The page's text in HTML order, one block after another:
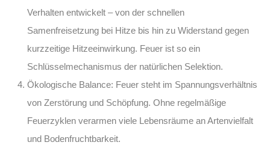
Verhalten entwickelt – von der schnellen
Samenfreisetzung bei Hitze bis hin zu Widerstand gegen
kurzzeitige Hitzeeinwirkung. Feuer ist so ein
Schlüsselmechanismus der natürlichen Selektion.
Ökologische Balance: Feuer steht im Spannungsverhältnis
von Zerstörung und Schöpfung. Ohne regelmäßige
Feuerzyklen verarmen viele Lebensräume an Artenvielfalt
und Bodenfruchtbarkeit.